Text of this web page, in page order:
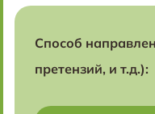
Способ
претензий, и т.д.):